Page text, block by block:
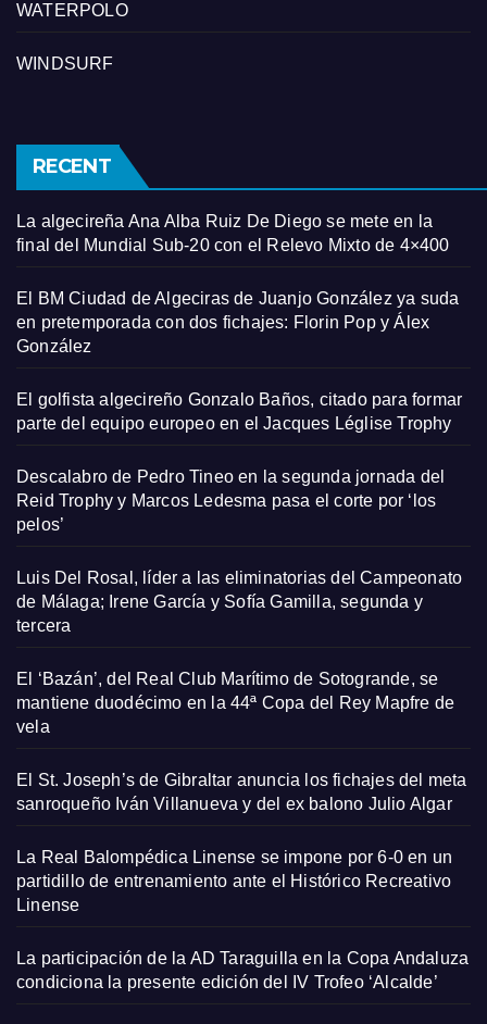
WATERPOLO
WINDSURF
RECENT
La algecireña Ana Alba Ruiz De Diego se mete en la
final del Mundial Sub-20 con el Relevo Mixto de 4×400
El BM Ciudad de Algeciras de Juanjo González ya suda
en pretemporada con dos fichajes: Florin Pop y Álex
González
El golfista algecireño Gonzalo Baños, citado para formar
parte del equipo europeo en el Jacques Léglise Trophy
Descalabro de Pedro Tineo en la segunda jornada del
Reid Trophy y Marcos Ledesma pasa el corte por ‘los
pelos’
Luis Del Rosal, líder a las eliminatorias del Campeonato
de Málaga; Irene García y Sofía Gamilla, segunda y
tercera
El ‘Bazán’, del Real Club Marítimo de Sotogrande, se
mantiene duodécimo en la 44ª Copa del Rey Mapfre de
vela
El St. Joseph’s de Gibraltar anuncia los fichajes del meta
sanroqueño Iván Villanueva y del ex balono Julio Algar
La Real Balompédica Linense se impone por 6-0 en un
partidillo de entrenamiento ante el Histórico Recreativo
Linense
La participación de la AD Taraguilla en la Copa Andaluza
condiciona la presente edición del IV Trofeo ‘Alcalde’